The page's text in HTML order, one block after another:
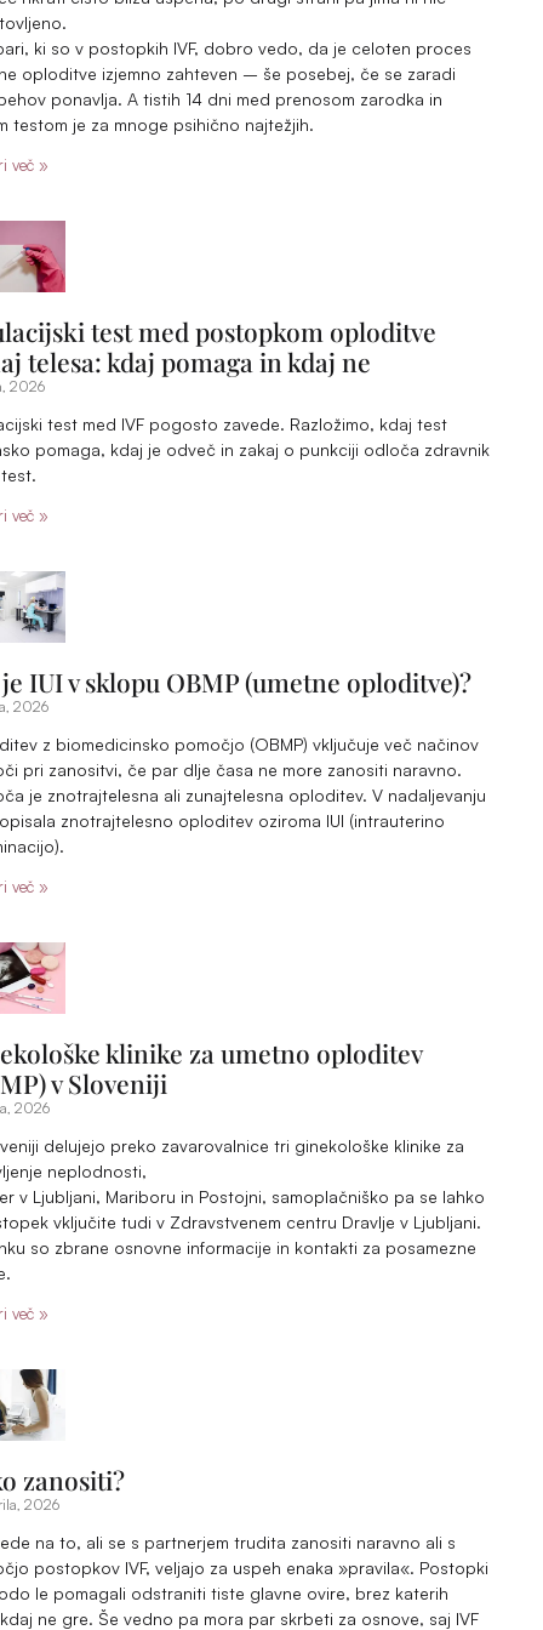
ki so v postopkih IVF, dobro vedo, da je celoten proces
oploditve izjemno zahteven – še posebej, če se zaradi
ponavlja. A tistih 14 dni med prenosom zarodka in
testom je za mnoge psihično najtežjih.
več »
test med postopkom oploditve
telesa: kdaj pomaga in kdaj ne
2026
test med IVF pogosto zavede. Razložimo, kdaj test
pomaga, kdaj je odveč in zakaj o punkciji odloča zdravnik
več »
IUI v sklopu OBMP (umetne oploditve)?
2026
z biomedicinsko pomočjo (OBMP) vključuje več načinov
pri zanositvi, če par dlje časa ne more zanositi naravno.
je znotrajtelesna ali zunajtelesna oploditev. V nadaljevanju
znotrajtelesno oploditev oziroma IUI (intrauterino
več »
klinike za umetno oploditev
v Sloveniji
2026
delujejo preko zavarovalnice tri ginekološke klinike za
neplodnosti,
v Ljubljani, Mariboru in Postojni, samoplačniško pa se lahko
vključite tudi v Zdravstvenem centru Dravlje v Ljubljani.
so zbrane osnovne informacije in kontakti za posamezne
več »
zanositi?
2026
na to, ali se s partnerjem trudita zanositi naravno ali s
postopkov IVF, veljajo za uspeh enaka »pravila«. Postopki
le pomagali odstraniti tiste glavne ovire, brez katerih
ne gre. Še vedno pa mora par skrbeti za osnove, saj IVF